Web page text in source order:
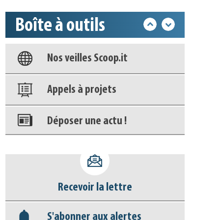
Boîte à outils
Base documentaire
Nos veilles Scoop.it
Appels à projets
Déposer une actu !
déconnecter)
Base documentaire
Recevoir la lettre
S'abonner aux alertes